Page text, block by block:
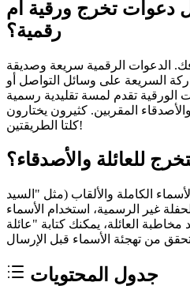
دعوات تخرج ورقية أم
رقمية؟
الدعوات الرقمية سريعة وصديقة
السريعة على وسائل التواصل أو
الورقية تقدم لمسة تقليدية رسمية
المقربين. كثيرون يختارون
كلتا الطريقتين!
للعائلة والأصدقاء؟
الكاملة والألقاب (مثل "السيد
غير الرسمية، استخدام الأسماء
مخاطبة العائلة، يمكنك كتابة "عائلة
جدول المحتويات